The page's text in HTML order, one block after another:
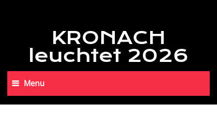
KRONACH
leuchtet 2026
Menu